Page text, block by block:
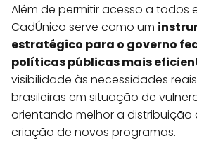
Além de permitir acesso a todos
CadÚnico serve como um
estratégico para o governo
políticas públicas mais
visibilidade às necessidades
brasileiras em situação de
orientando melhor a distribuição
criação de novos programas.